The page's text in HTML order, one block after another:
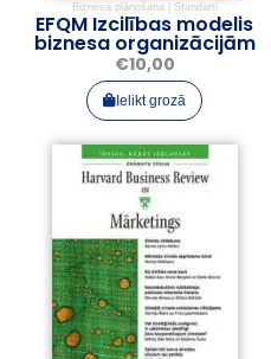
Biznesa plānošana| Standarti
EFQM Izcilības modelis
biznesa organizācijām
€10,00
Ielikt grozā